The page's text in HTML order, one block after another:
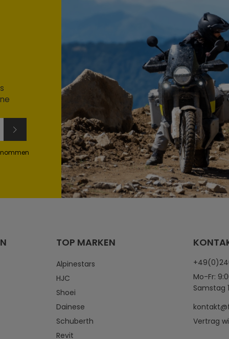
TOP MARKEN
Alpinestars
HJC
Shoei
Dainese
Schuberth
Revit
Mo-Fr:
Samstag
Vertrag